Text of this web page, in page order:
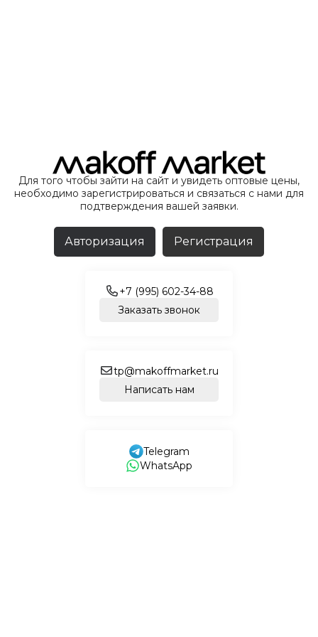
Для того чтобы зайти на сайт и увидеть оптовые цены,
необходимо зарегистрироваться и связаться с нами для
подтверждения вашей заявки.
Авторизация Регистрация
+7 (995) 602-34-88
Заказать звонок
tp@makoffmarket.ru
Написать нам
Telegram
WhatsApp